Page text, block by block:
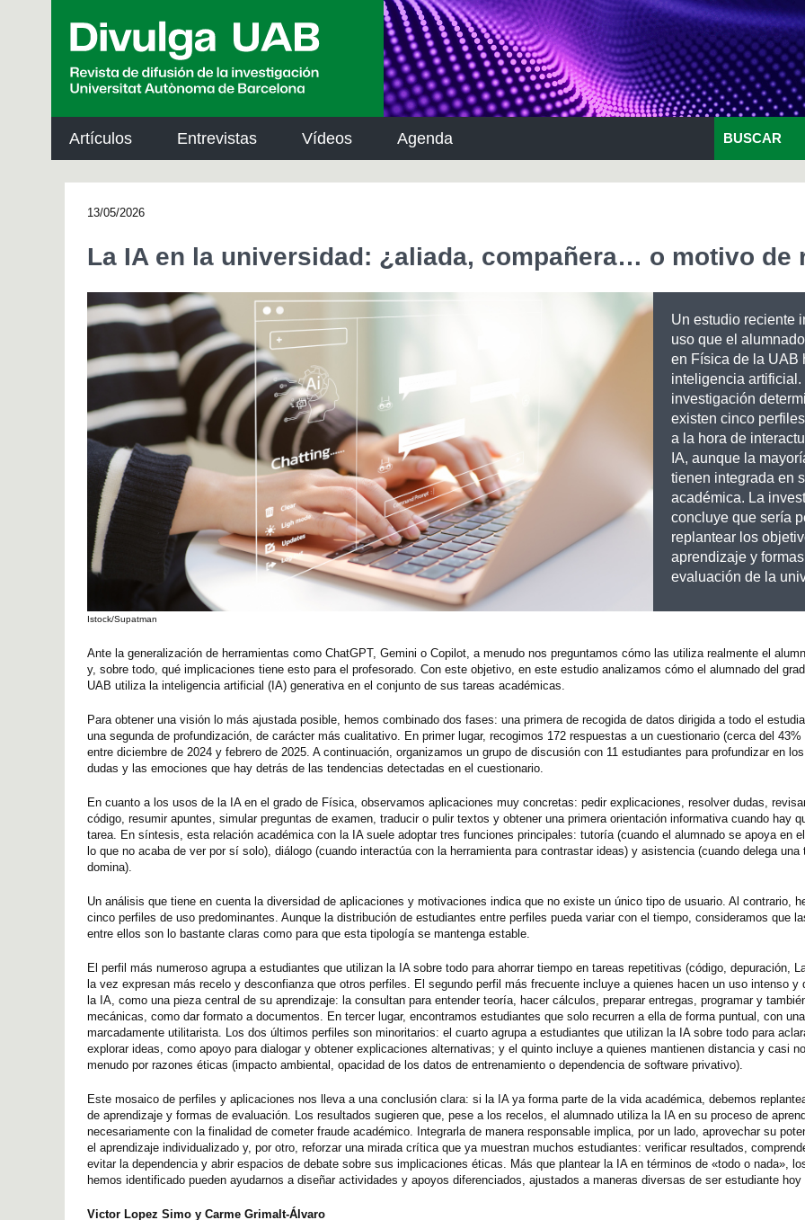
Artículos Entrevistas Vídeos Agenda BUSCAR
13/05/2026
La IA en la universidad: ¿aliada, compañera… o motivo de
Un estudio reciente
uso que el
en Física de la UAB
inteligencia artificial.
investigación
existen cinco
a la hora de
IA, aunque la
tienen integrada en
académica. La
concluye que sería
replantear los
aprendizaje y
evaluación de la
Istock/Supatman
Ante la generalización de herramientas como ChatGPT, Gemini o Copilot, a menudo nos preguntamos cómo las utiliza realmente el
y, sobre todo, qué implicaciones tiene esto para el profesorado. Con este objetivo, en este estudio analizamos cómo el alumnado del
UAB utiliza la inteligencia artificial (IA) generativa en el conjunto de sus tareas académicas.
Para obtener una visión lo más ajustada posible, hemos combinado dos fases: una primera de recogida de datos dirigida a todo el
una segunda de profundización, de carácter más cualitativo. En primer lugar, recogimos 172 respuestas a un cuestionario (cerca del 43%
entre diciembre de 2024 y febrero de 2025. A continuación, organizamos un grupo de discusión con 11 estudiantes para profundizar en
dudas y las emociones que hay detrás de las tendencias detectadas en el cuestionario.
En cuanto a los usos de la IA en el grado de Física, observamos aplicaciones muy concretas: pedir explicaciones, resolver dudas,
código, resumir apuntes, simular preguntas de examen, traducir o pulir textos y obtener una primera orientación informativa cuando hay
tarea. En síntesis, esta relación académica con la IA suele adoptar tres funciones principales: tutoría (cuando el alumnado se apoya en
lo que no acaba de ver por sí solo), diálogo (cuando interactúa con la herramienta para contrastar ideas) y asistencia (cuando delega una
domina).
Un análisis que tiene en cuenta la diversidad de aplicaciones y motivaciones indica que no existe un único tipo de usuario. Al contrario,
cinco perfiles de uso predominantes. Aunque la distribución de estudiantes entre perfiles pueda variar con el tiempo, consideramos que
entre ellos son lo bastante claras como para que esta tipología se mantenga estable.
El perfil más numeroso agrupa a estudiantes que utilizan la IA sobre todo para ahorrar tiempo en tareas repetitivas (código, depuración,
la vez expresan más recelo y desconfianza que otros perfiles. El segundo perfil más frecuente incluye a quienes hacen un uso intenso y
la IA, como una pieza central de su aprendizaje: la consultan para entender teoría, hacer cálculos, preparar entregas, programar y
mecánicas, como dar formato a documentos. En tercer lugar, encontramos estudiantes que solo recurren a ella de forma puntual, con
marcadamente utilitarista. Los dos últimos perfiles son minoritarios: el cuarto agrupa a estudiantes que utilizan la IA sobre todo para
explorar ideas, como apoyo para dialogar y obtener explicaciones alternativas; y el quinto incluye a quienes mantienen distancia y casi
menudo por razones éticas (impacto ambiental, opacidad de los datos de entrenamiento o dependencia de software privativo).
Este mosaico de perfiles y aplicaciones nos lleva a una conclusión clara: si la IA ya forma parte de la vida académica, debemos
de aprendizaje y formas de evaluación. Los resultados sugieren que, pese a los recelos, el alumnado utiliza la IA en su proceso de
necesariamente con la finalidad de cometer fraude académico. Integrarla de manera responsable implica, por un lado, aprovechar su
el aprendizaje individualizado y, por otro, reforzar una mirada crítica que ya muestran muchos estudiantes: verificar resultados,
evitar la dependencia y abrir espacios de debate sobre sus implicaciones éticas. Más que plantear la IA en términos de «todo o nada»,
hemos identificado pueden ayudarnos a diseñar actividades y apoyos diferenciados, ajustados a maneras diversas de ser estudiante hoy
Victor Lopez Simo y Carme Grimalt-Álvaro